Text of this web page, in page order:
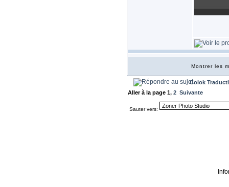
Montrer les
Colok
Aller à la page 1, 2 Suivante
Sauter vers: